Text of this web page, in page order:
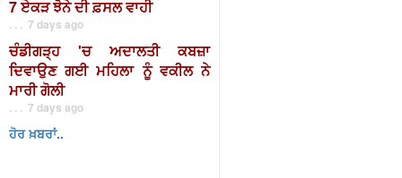
7 ਏਕੜ ਝੋਨੇ ਦੀ ਫ਼ਸਲ ਵਾਹੀ
. . . 7 days ago
ਚੰਡੀਗੜ੍ਹ 'ਚ ਅਦਾਲਤੀ ਕਬਜ਼ਾ
ਦਿਵਾਉਣ ਗਈ ਮਹਿਲਾ ਨੂੰ ਵਕੀਲ ਨੇ
ਮਾਰੀ ਗੋਲੀ
. . . 7 days ago
ਹੋਰ ਖ਼ਬਰਾਂ..